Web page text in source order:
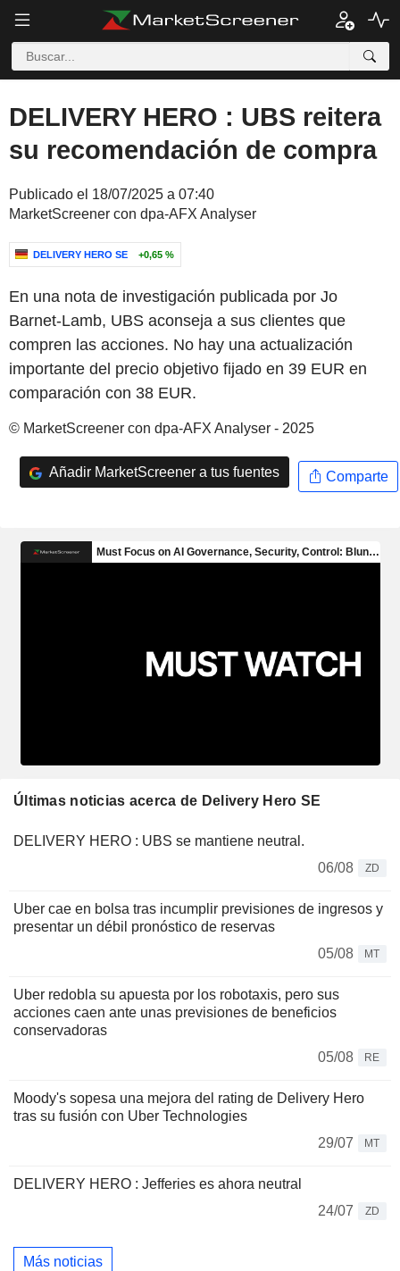
DELIVERY HERO : UBS reitera
su recomendación de compra
Publicado el 18/07/2025 a 07:40
MarketScreener con dpa-AFX Analyser
DELIVERY HERO SE +0,65 %
En una nota de investigación publicada por Jo
Barnet-Lamb, UBS aconseja a sus clientes que
compren las acciones. No hay una actualización
importante del precio objetivo fijado en 39 EUR en
comparación con 38 EUR.
© MarketScreener con dpa-AFX Analyser - 2025
Añadir MarketScreener a tus fuentes Comparte
Últimas noticias acerca de Delivery Hero SE
DELIVERY HERO : UBS se mantiene neutral.
06/08
ZD
Uber cae en bolsa tras incumplir previsiones de ingresos y
presentar un débil pronóstico de reservas
05/08
MT
Uber redobla su apuesta por los robotaxis, pero sus
acciones caen ante unas previsiones de beneficios
conservadoras
05/08
RE
Moody's sopesa una mejora del rating de Delivery Hero
tras su fusión con Uber Technologies
29/07
MT
DELIVERY HERO : Jefferies es ahora neutral
24/07
ZD
Más noticias